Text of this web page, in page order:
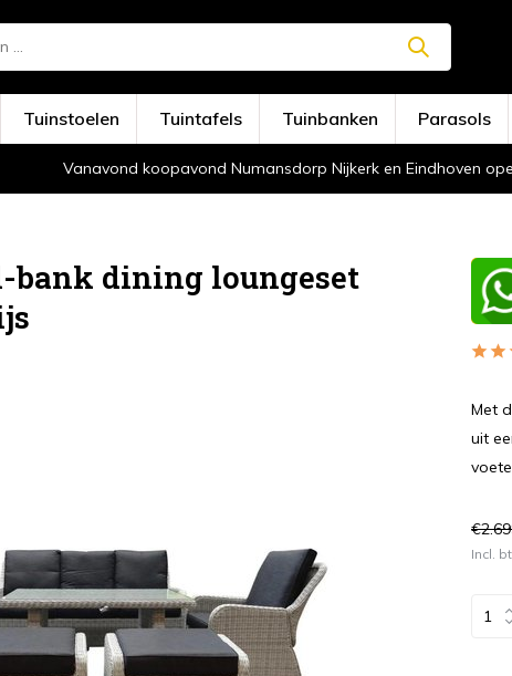
Tuinstoelen Tuintafels Tuinbanken Parasols
Vanavond koopavond Numansdorp Nijkerk en Eindhoven
bank dining loungeset
Met
uit
Incl.